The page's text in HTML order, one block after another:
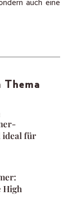
auch eine
Thema
ideal für
High